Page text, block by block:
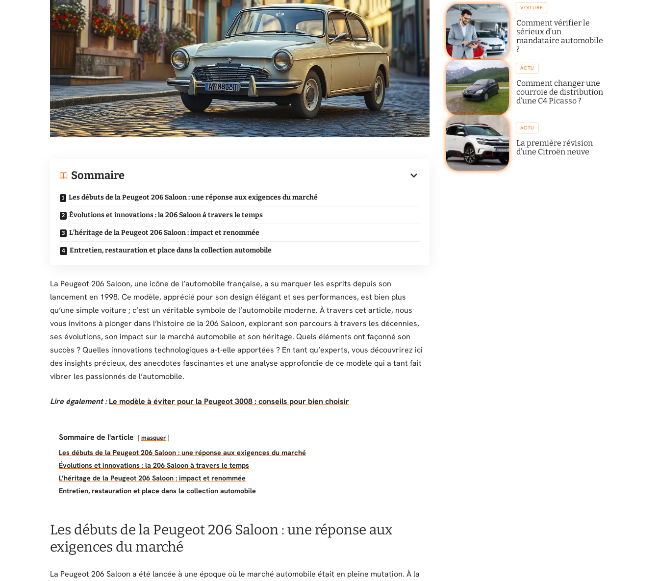
Sommaire
Les débuts de la Peugeot 206 Saloon : une réponse aux exigences du marché
Évolutions et innovations : la 206 Saloon à travers le temps
L’héritage de la Peugeot 206 Saloon : impact et renommée
Entretien, restauration et place dans la collection automobile
La Peugeot 206 Saloon, une icône de l’automobile française, a su marquer les esprits depuis son
lancement en 1998. Ce modèle, apprécié pour son design élégant et ses performances, est bien plus
qu’une simple voiture ; c’est un véritable symbole de l’automobile moderne. À travers cet article, nous
vous invitons à plonger dans l’histoire de la 206 Saloon, explorant son parcours à travers les décennies,
ses évolutions, son impact sur le marché automobile et son héritage. Quels éléments ont façonné son
succès ? Quelles innovations technologiques a-t-elle apportées ? En tant qu’experts, vous découvrirez ici
des insights précieux, des anecdotes fascinantes et une analyse approfondie de ce modèle qui a tant fait
vibrer les passionnés de l’automobile.
Lire également : Le modèle à éviter pour la Peugeot 3008 : conseils pour bien choisir
Sommaire de l'article masquer
Les débuts de la Peugeot 206 Saloon : une réponse aux exigences du marché
Évolutions et innovations : la 206 Saloon à travers le temps
L’héritage de la Peugeot 206 Saloon : impact et renommée
Entretien, restauration et place dans la collection automobile
Les débuts de la Peugeot 206 Saloon : une réponse aux
exigences du marché
La Peugeot 206 Saloon a été lancée à une époque où le marché automobile était en pleine mutation. À la
VOITURE
Comment vérifier le
sérieux d’un
mandataire automobile
?
ACTU
Comment changer une
courroie de distribution
d’une C4 Picasso ?
ACTU
La première révision
d’une Citroën neuve